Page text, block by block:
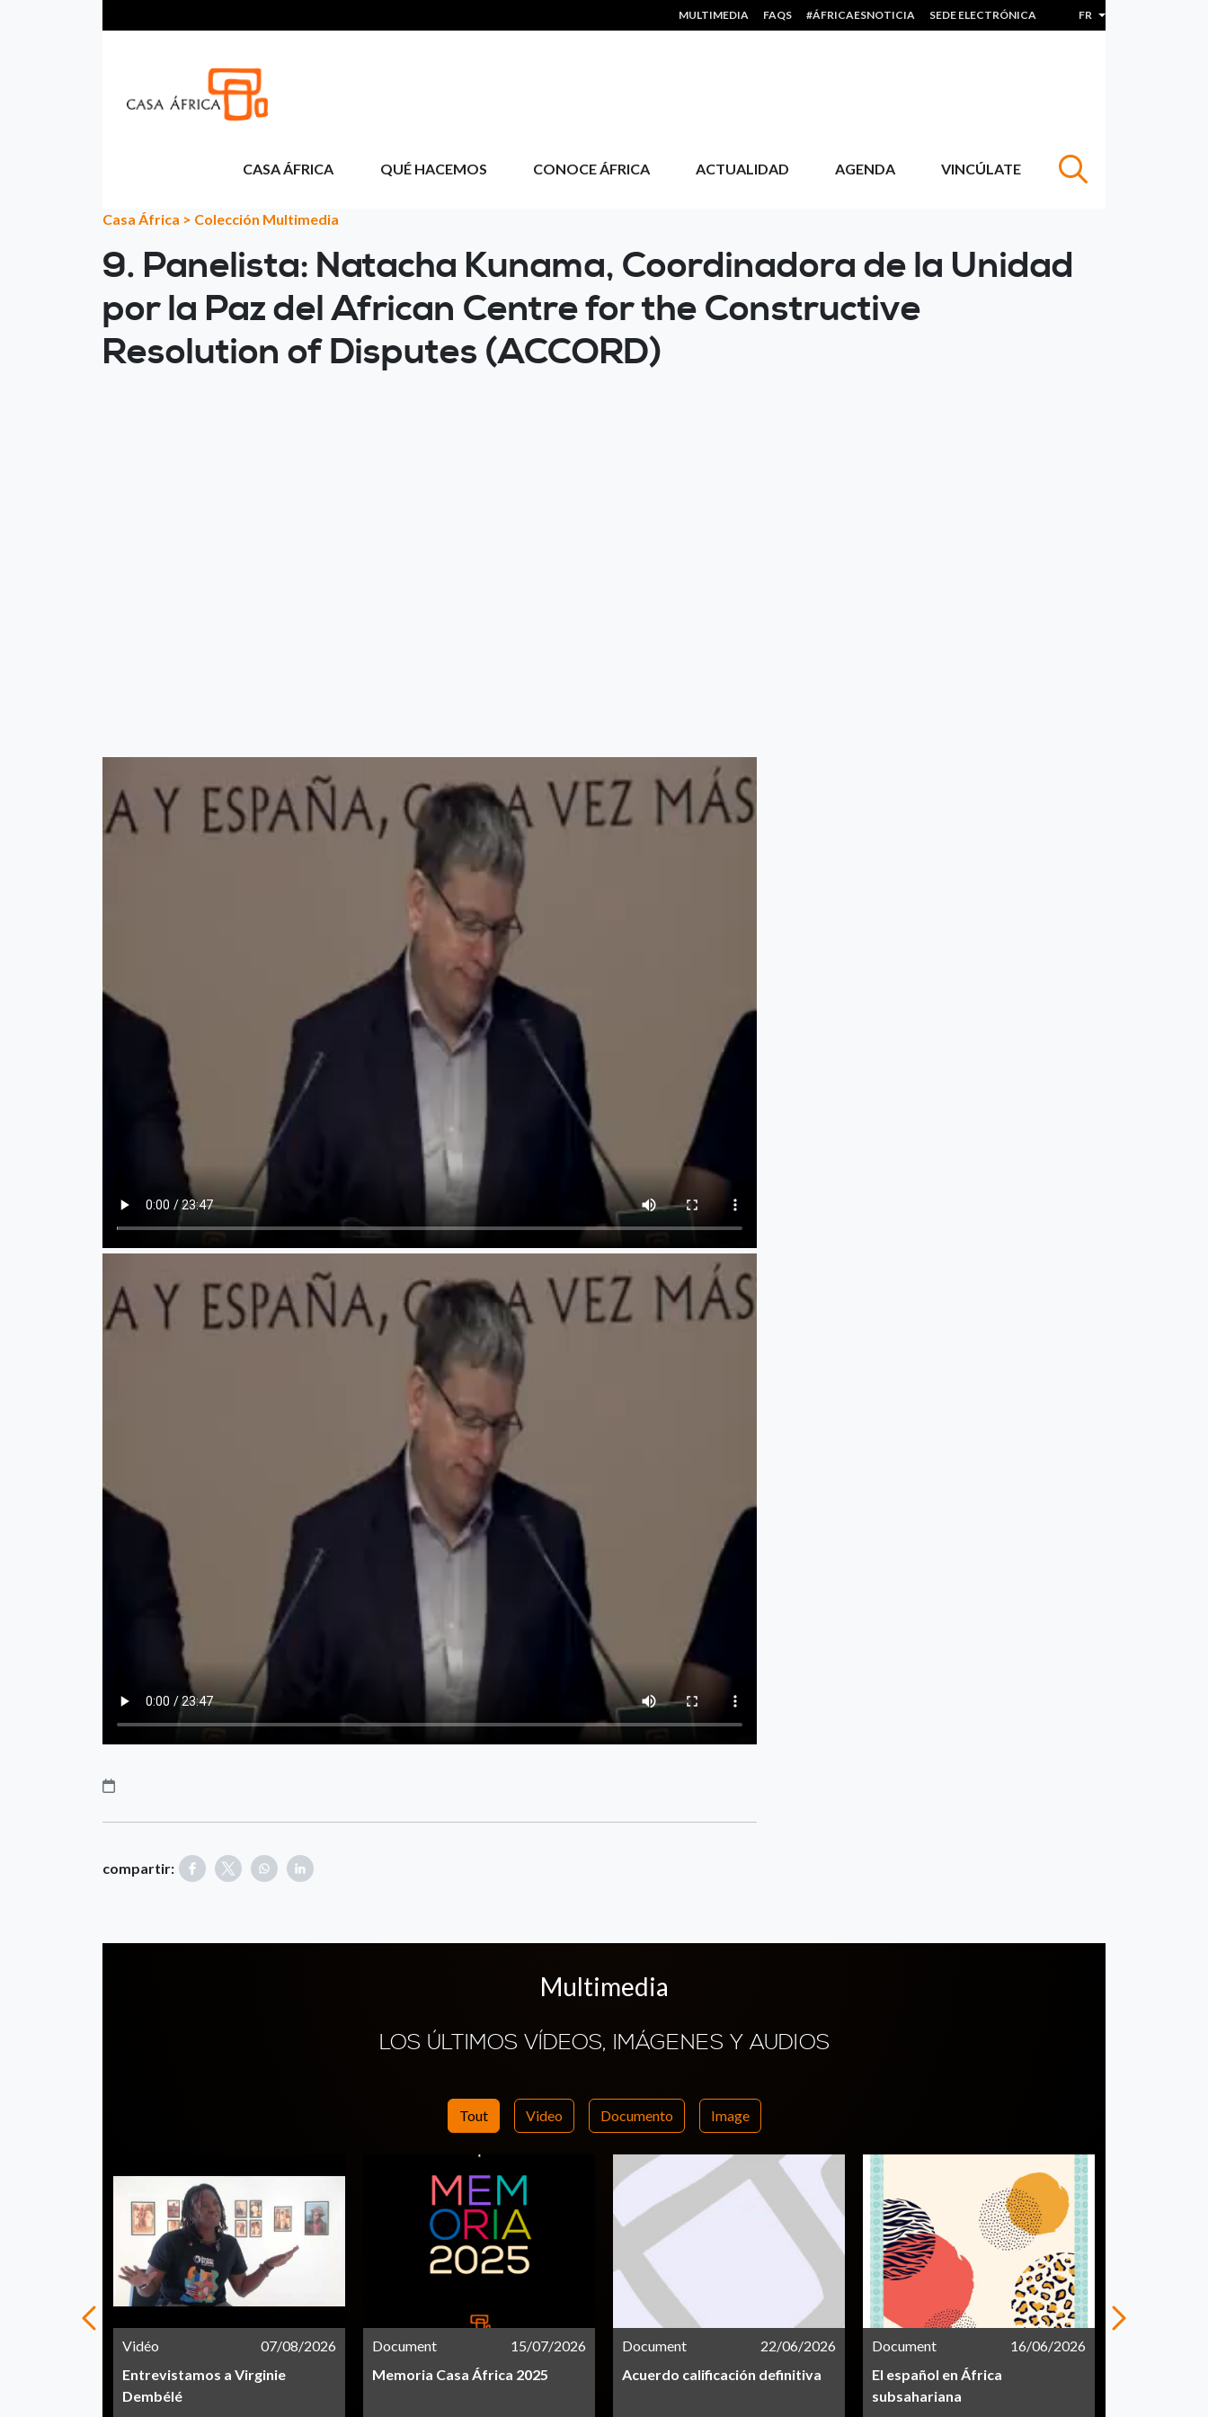
HEADER MENU
MULTIMEDIA FAQS #ÁFRICAESNOTICIA SEDE ELECTRÓNICA FR Lister les actions
CASA ÁFRICA QUÉ HACEMOS CONOCE ÁFRICA ACTUALIDAD AGENDA VINCÚLATE
Casa África > Colección Multimedia
9. Panelista: Natacha Kunama, Coordinadora de la Unidad
por la Paz del African Centre for the Constructive
Resolution of Disputes (ACCORD)
compartir:
Multimedia
LOS ÚLTIMOS VÍDEOS, IMÁGENES Y AUDIOS
Tout Video Documento Image
Vidéo
07/08/2026
Entrevistamos a Virginie
Dembélé
Document
15/07/2026
Memoria Casa África 2025
Document
22/06/2026
Acuerdo calificación definitiva
Document
16/06/2026
El español en África
subsahariana